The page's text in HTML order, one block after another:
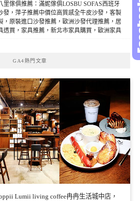
里傢俱推薦：滿妮傢俱LOSBU SOFAS西班牙
發，萍子推薦中價位高質感全牛皮沙發，客製
，原裝進口沙發推薦，歐洲沙發代理推薦，居
透買，家具推薦，新北市家具購買，歐洲家具
GA4熱門文章
Lumii living coffee冉冉生活城中店，